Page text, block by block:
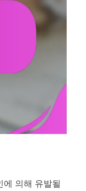
에 의해 유발될